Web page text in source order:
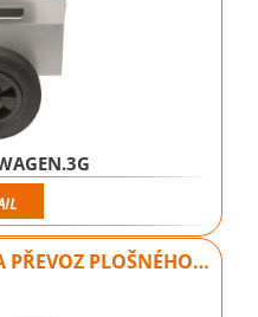
PLOŠNÉHO…